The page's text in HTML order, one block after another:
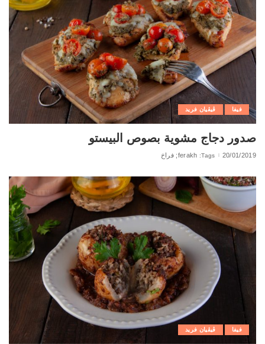
فيفا ڨيڨيان فريد
صدور دجاج مشوية بصوص البيستو
20/01/2019
Tags: ferakh; فراخ
فيفا ڨيڨيان فريد